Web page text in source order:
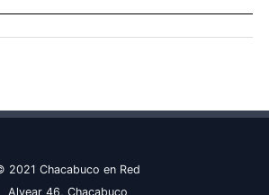
2021 Chacabuco en Red
Alvear 46, Chacabuco